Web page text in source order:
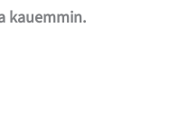
kauemmin.